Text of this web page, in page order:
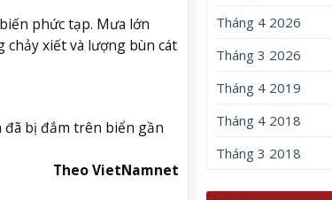
phức tạp. Mưa lớn
chảy xiết và lượng bùn cát
bị đắm trên biển gần
Theo VietNamnet
Tháng 4 2026
Tháng 3 2026
Tháng 4 2019
Tháng 4 2018
Tháng 3 2018